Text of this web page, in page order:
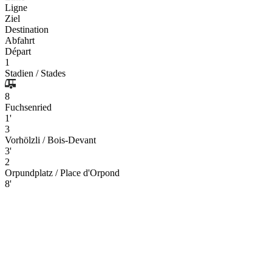
Ligne
Ziel
Destination
Abfahrt
Départ
1
Stadien / Stades
8
Fuchsenried
1'
3
Vorhölzli / Bois-Devant
3'
2
Orpundplatz / Place d'Orpond
8'